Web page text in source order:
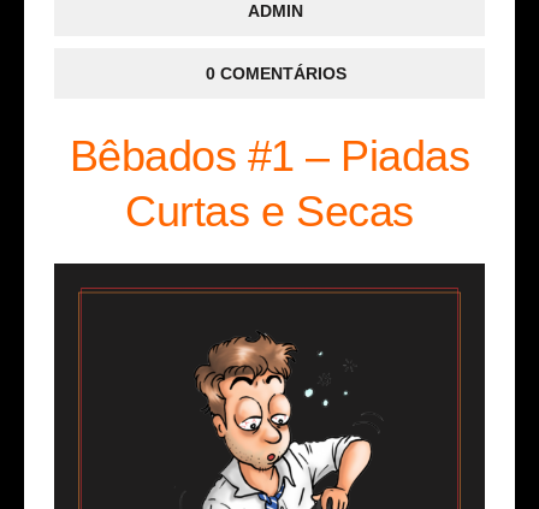
ADMIN
0 COMENTÁRIOS
Bêbados #1 – Piadas
Curtas e Secas